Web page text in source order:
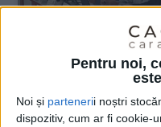
Pentru noi,
Noi și partenerii noștri
dispozitiv, cum ar fi cookie-